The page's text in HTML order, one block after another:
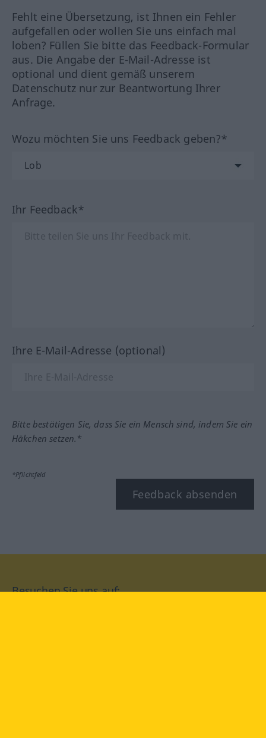
Fehlt eine Übersetzung, ist Ihnen ein Fehler
aufgefallen oder wollen Sie uns einfach mal
loben? Füllen Sie bitte das Feedback-Formular
aus. Die Angabe der E-Mail-Adresse ist
optional und dient gemäß unserem
Datenschutz nur zur Beantwortung Ihrer
Anfrage.
Wozu möchten Sie uns Feedback geben?*
Ihr Feedback*
Ihre E-Mail-Adresse (optional)
Bitte bestätigen Sie, dass Sie ein Mensch sind, indem Sie ein
Häkchen setzen.*
*Pflichtfeld
Feedback absenden
Besuchen Sie uns auf: